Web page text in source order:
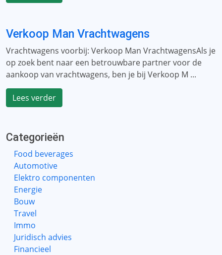
Verkoop Man Vrachtwagens
Vrachtwagens voorbij: Verkoop Man VrachtwagensAls je
op zoek bent naar een betrouwbare partner voor de
aankoop van vrachtwagens, ben je bij Verkoop M ...
Lees verder
Categorieën
Food beverages
Automotive
Elektro componenten
Energie
Bouw
Travel
Immo
Juridisch advies
Financieel